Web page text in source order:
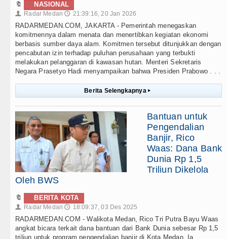
🔖 NASIONAL
👤 Radar Medan 🕔 21:39:16, 20 Jan 2026
RADARMEDAN.COM, JAKARTA - Pemerintah menegaskan
komitmennya dalam menata dan menertibkan kegiatan ekonomi
berbasis sumber daya alam. Komitmen tersebut ditunjukkan dengan
pencabutan izin terhadap puluhan perusahaan yang terbukti
melakukan pelanggaran di kawasan hutan. Menteri Sekretaris
Negara Prasetyo Hadi menyampaikan bahwa Presiden Prabowo . . .
Berita Selengkapnya ▸
Bantuan untuk
Pengendalian
Banjir, Rico
Waas: Dana Bank
Dunia Rp 1,5
Triliun Dikelola
Oleh BWS
🔖 BERITA KOTA
👤 Radar Medan 🕔 18:09:37, 03 Des 2025
RADARMEDAN.COM - Walikota Medan, Rico Tri Putra Bayu Waas
angkat bicara terkait dana bantuan dari Bank Dunia sebesar Rp 1,5
triliun untuk program pengendalian banjir di Kota Medan. Ia